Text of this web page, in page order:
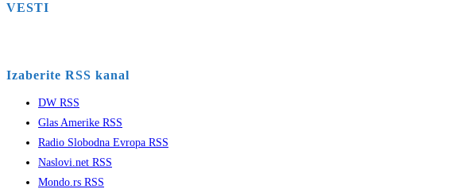
VESTI
Izaberite RSS kanal
DW RSS
Glas Amerike RSS
Radio Slobodna Evropa RSS
Naslovi.net RSS
Mondo.rs RSS